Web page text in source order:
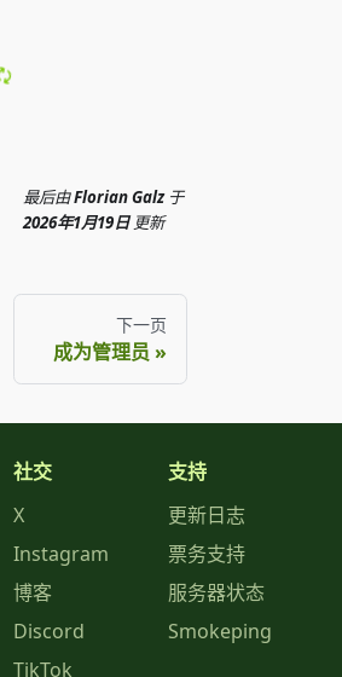
最后由Florian Galz 于
2026年1月19日 更新
下一页
成为管理员
社交
X
Instagram
博客
Discord
TikTok
支持
更新日志
票务支持
服务器状态
Smokeping